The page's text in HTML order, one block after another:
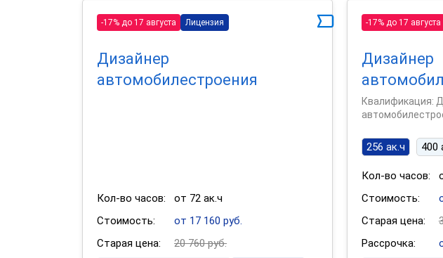
-17% до 17 августа Лицензия
Дизайнер
автомобилестроения
Кол-во часов:
от 72 ак.ч
Стоимость:
от 17 160 руб.
Старая цена:
20 760 руб.
-17% до 17 августа
Дизайнер
Квалификация:
256 ак.ч 400
Кол-во часов:
Стоимость:
Старая цена:
Рассрочка: